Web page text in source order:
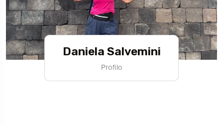
Daniela Salvemini
Profilo